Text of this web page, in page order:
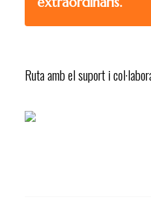
Ruta amb el suport i